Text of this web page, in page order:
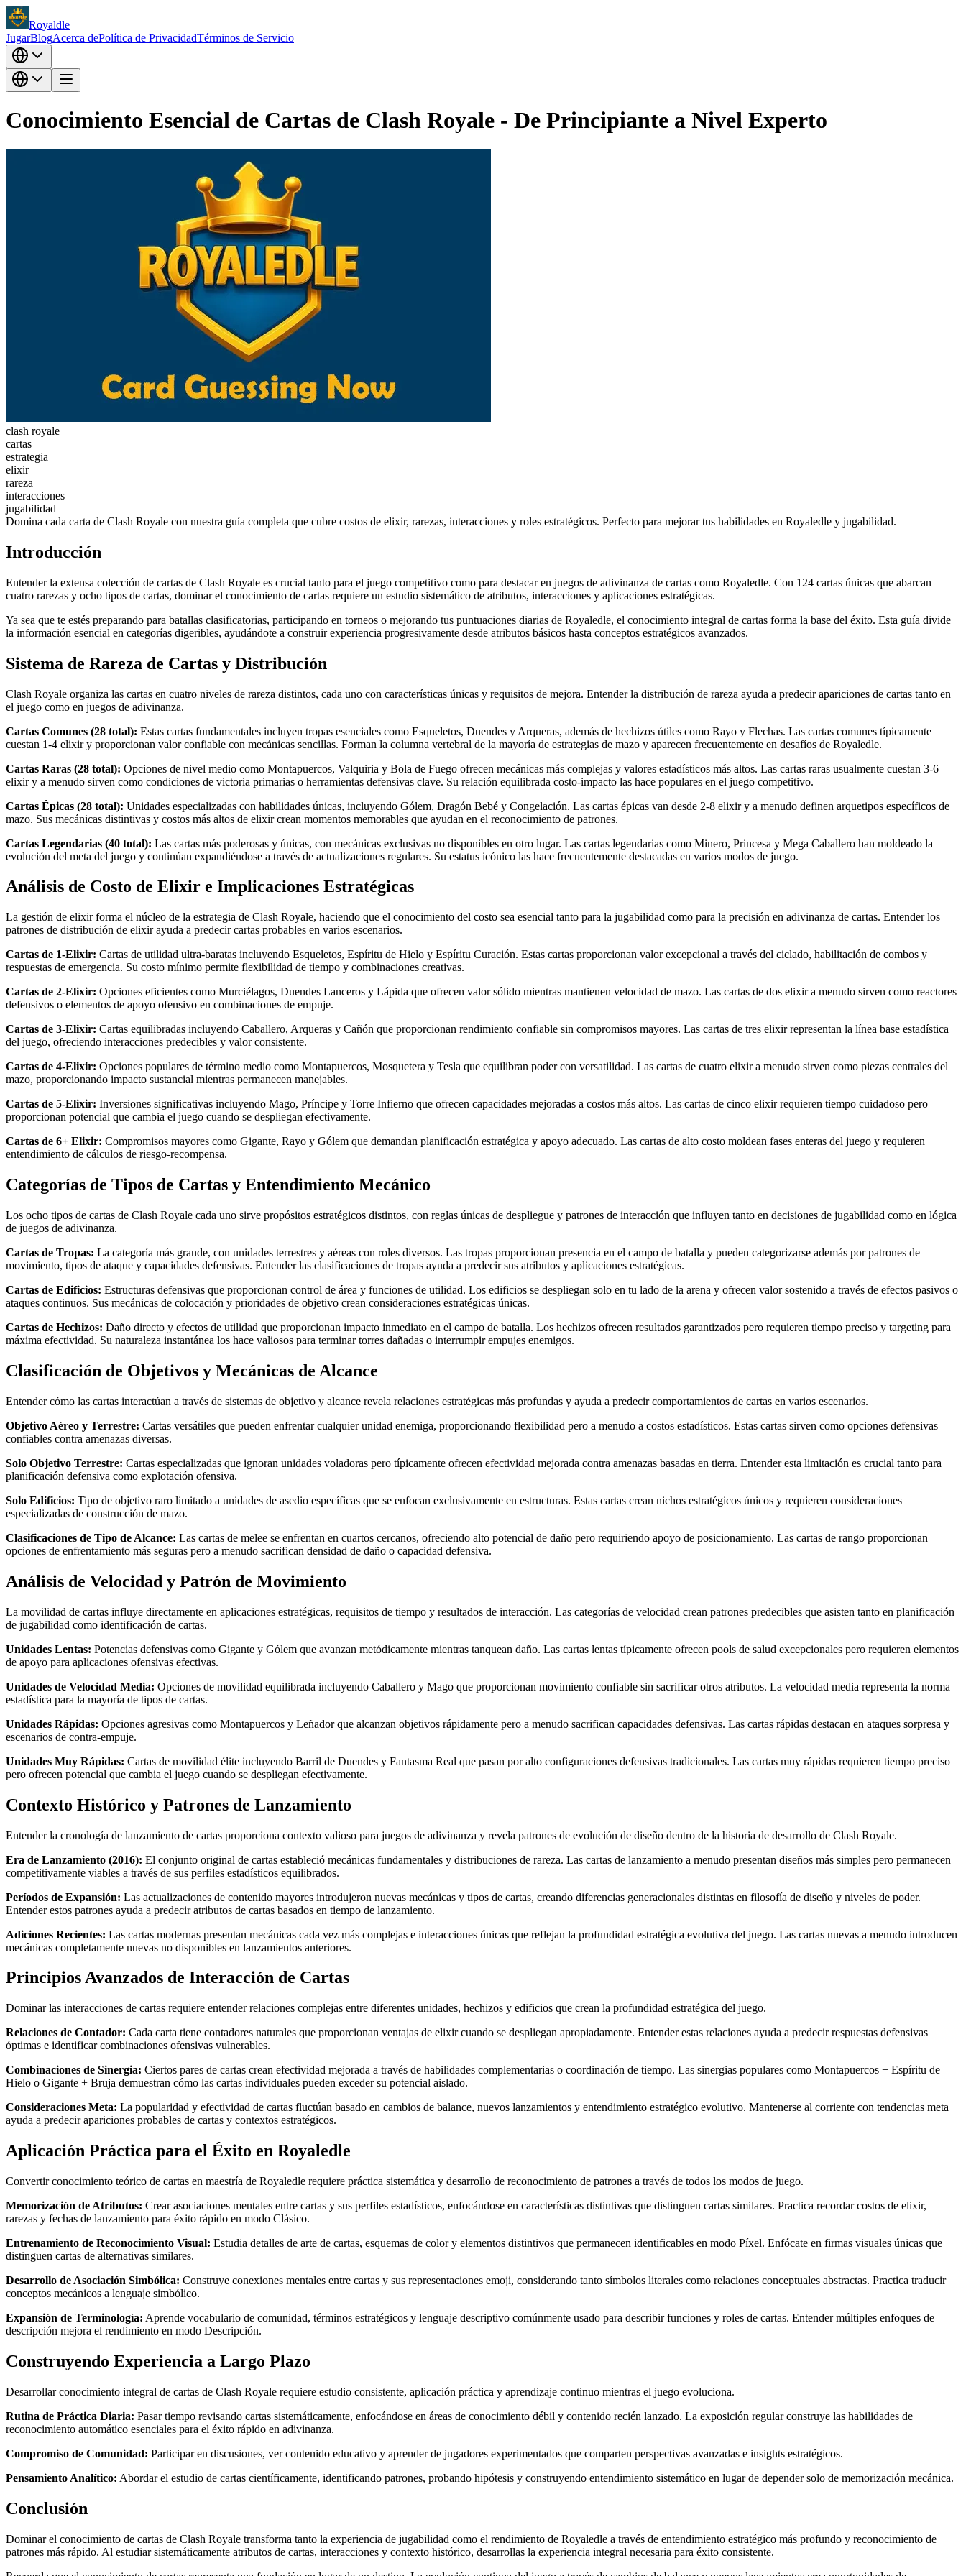
Royaldle
JugarBlogAcerca dePolítica de PrivacidadTérminos de Servicio
Conocimiento Esencial de Cartas de Clash Royale - De Principiante a Nivel Experto
clash royale
cartas
estrategia
elixir
rareza
interacciones
jugabilidad
Domina cada carta de Clash Royale con nuestra guía completa que cubre costos de elixir, rarezas, interacciones y roles estratégicos. Perfecto para mejorar tus habilidades en Royaledle y jugabilidad.
Introducción
Entender la extensa colección de cartas de Clash Royale es crucial tanto para el juego competitivo como para destacar en juegos de adivinanza de cartas como Royaledle. Con 124 cartas únicas que abarcan
cuatro rarezas y ocho tipos de cartas, dominar el conocimiento de cartas requiere un estudio sistemático de atributos, interacciones y aplicaciones estratégicas.
Ya sea que te estés preparando para batallas clasificatorias, participando en torneos o mejorando tus puntuaciones diarias de Royaledle, el conocimiento integral de cartas forma la base del éxito. Esta guía divide
la información esencial en categorías digeribles, ayudándote a construir experiencia progresivamente desde atributos básicos hasta conceptos estratégicos avanzados.
Sistema de Rareza de Cartas y Distribución
Clash Royale organiza las cartas en cuatro niveles de rareza distintos, cada uno con características únicas y requisitos de mejora. Entender la distribución de rareza ayuda a predecir apariciones de cartas tanto en
el juego como en juegos de adivinanza.
Cartas Comunes (28 total): Estas cartas fundamentales incluyen tropas esenciales como Esqueletos, Duendes y Arqueras, además de hechizos útiles como Rayo y Flechas. Las cartas comunes típicamente
cuestan 1-4 elixir y proporcionan valor confiable con mecánicas sencillas. Forman la columna vertebral de la mayoría de estrategias de mazo y aparecen frecuentemente en desafíos de Royaledle.
Cartas Raras (28 total): Opciones de nivel medio como Montapuercos, Valquiria y Bola de Fuego ofrecen mecánicas más complejas y valores estadísticos más altos. Las cartas raras usualmente cuestan 3-6
elixir y a menudo sirven como condiciones de victoria primarias o herramientas defensivas clave. Su relación equilibrada costo-impacto las hace populares en el juego competitivo.
Cartas Épicas (28 total): Unidades especializadas con habilidades únicas, incluyendo Gólem, Dragón Bebé y Congelación. Las cartas épicas van desde 2-8 elixir y a menudo definen arquetipos específicos de
mazo. Sus mecánicas distintivas y costos más altos de elixir crean momentos memorables que ayudan en el reconocimiento de patrones.
Cartas Legendarias (40 total): Las cartas más poderosas y únicas, con mecánicas exclusivas no disponibles en otro lugar. Las cartas legendarias como Minero, Princesa y Mega Caballero han moldeado la
evolución del meta del juego y continúan expandiéndose a través de actualizaciones regulares. Su estatus icónico las hace frecuentemente destacadas en varios modos de juego.
Análisis de Costo de Elixir e Implicaciones Estratégicas
La gestión de elixir forma el núcleo de la estrategia de Clash Royale, haciendo que el conocimiento del costo sea esencial tanto para la jugabilidad como para la precisión en adivinanza de cartas. Entender los
patrones de distribución de elixir ayuda a predecir cartas probables en varios escenarios.
Cartas de 1-Elixir: Cartas de utilidad ultra-baratas incluyendo Esqueletos, Espíritu de Hielo y Espíritu Curación. Estas cartas proporcionan valor excepcional a través del ciclado, habilitación de combos y
respuestas de emergencia. Su costo mínimo permite flexibilidad de tiempo y combinaciones creativas.
Cartas de 2-Elixir: Opciones eficientes como Murciélagos, Duendes Lanceros y Lápida que ofrecen valor sólido mientras mantienen velocidad de mazo. Las cartas de dos elixir a menudo sirven como reactores
defensivos o elementos de apoyo ofensivo en combinaciones de empuje.
Cartas de 3-Elixir: Cartas equilibradas incluyendo Caballero, Arqueras y Cañón que proporcionan rendimiento confiable sin compromisos mayores. Las cartas de tres elixir representan la línea base estadística
del juego, ofreciendo interacciones predecibles y valor consistente.
Cartas de 4-Elixir: Opciones populares de término medio como Montapuercos, Mosquetera y Tesla que equilibran poder con versatilidad. Las cartas de cuatro elixir a menudo sirven como piezas centrales del
mazo, proporcionando impacto sustancial mientras permanecen manejables.
Cartas de 5-Elixir: Inversiones significativas incluyendo Mago, Príncipe y Torre Infierno que ofrecen capacidades mejoradas a costos más altos. Las cartas de cinco elixir requieren tiempo cuidadoso pero
proporcionan potencial que cambia el juego cuando se despliegan efectivamente.
Cartas de 6+ Elixir: Compromisos mayores como Gigante, Rayo y Gólem que demandan planificación estratégica y apoyo adecuado. Las cartas de alto costo moldean fases enteras del juego y requieren
entendimiento de cálculos de riesgo-recompensa.
Categorías de Tipos de Cartas y Entendimiento Mecánico
Los ocho tipos de cartas de Clash Royale cada uno sirve propósitos estratégicos distintos, con reglas únicas de despliegue y patrones de interacción que influyen tanto en decisiones de jugabilidad como en lógica
de juegos de adivinanza.
Cartas de Tropas: La categoría más grande, con unidades terrestres y aéreas con roles diversos. Las tropas proporcionan presencia en el campo de batalla y pueden categorizarse además por patrones de
movimiento, tipos de ataque y capacidades defensivas. Entender las clasificaciones de tropas ayuda a predecir sus atributos y aplicaciones estratégicas.
Cartas de Edificios: Estructuras defensivas que proporcionan control de área y funciones de utilidad. Los edificios se despliegan solo en tu lado de la arena y ofrecen valor sostenido a través de efectos pasivos o
ataques continuos. Sus mecánicas de colocación y prioridades de objetivo crean consideraciones estratégicas únicas.
Cartas de Hechizos: Daño directo y efectos de utilidad que proporcionan impacto inmediato en el campo de batalla. Los hechizos ofrecen resultados garantizados pero requieren tiempo preciso y targeting para
máxima efectividad. Su naturaleza instantánea los hace valiosos para terminar torres dañadas o interrumpir empujes enemigos.
Clasificación de Objetivos y Mecánicas de Alcance
Entender cómo las cartas interactúan a través de sistemas de objetivo y alcance revela relaciones estratégicas más profundas y ayuda a predecir comportamientos de cartas en varios escenarios.
Objetivo Aéreo y Terrestre: Cartas versátiles que pueden enfrentar cualquier unidad enemiga, proporcionando flexibilidad pero a menudo a costos estadísticos. Estas cartas sirven como opciones defensivas
confiables contra amenazas diversas.
Solo Objetivo Terrestre: Cartas especializadas que ignoran unidades voladoras pero típicamente ofrecen efectividad mejorada contra amenazas basadas en tierra. Entender esta limitación es crucial tanto para
planificación defensiva como explotación ofensiva.
Solo Edificios: Tipo de objetivo raro limitado a unidades de asedio específicas que se enfocan exclusivamente en estructuras. Estas cartas crean nichos estratégicos únicos y requieren consideraciones
especializadas de construcción de mazo.
Clasificaciones de Tipo de Alcance: Las cartas de melee se enfrentan en cuartos cercanos, ofreciendo alto potencial de daño pero requiriendo apoyo de posicionamiento. Las cartas de rango proporcionan
opciones de enfrentamiento más seguras pero a menudo sacrifican densidad de daño o capacidad defensiva.
Análisis de Velocidad y Patrón de Movimiento
La movilidad de cartas influye directamente en aplicaciones estratégicas, requisitos de tiempo y resultados de interacción. Las categorías de velocidad crean patrones predecibles que asisten tanto en planificación
de jugabilidad como identificación de cartas.
Unidades Lentas: Potencias defensivas como Gigante y Gólem que avanzan metódicamente mientras tanquean daño. Las cartas lentas típicamente ofrecen pools de salud excepcionales pero requieren elementos
de apoyo para aplicaciones ofensivas efectivas.
Unidades de Velocidad Media: Opciones de movilidad equilibrada incluyendo Caballero y Mago que proporcionan movimiento confiable sin sacrificar otros atributos. La velocidad media representa la norma
estadística para la mayoría de tipos de cartas.
Unidades Rápidas: Opciones agresivas como Montapuercos y Leñador que alcanzan objetivos rápidamente pero a menudo sacrifican capacidades defensivas. Las cartas rápidas destacan en ataques sorpresa y
escenarios de contra-empuje.
Unidades Muy Rápidas: Cartas de movilidad élite incluyendo Barril de Duendes y Fantasma Real que pasan por alto configuraciones defensivas tradicionales. Las cartas muy rápidas requieren tiempo preciso
pero ofrecen potencial que cambia el juego cuando se despliegan efectivamente.
Contexto Histórico y Patrones de Lanzamiento
Entender la cronología de lanzamiento de cartas proporciona contexto valioso para juegos de adivinanza y revela patrones de evolución de diseño dentro de la historia de desarrollo de Clash Royale.
Era de Lanzamiento (2016): El conjunto original de cartas estableció mecánicas fundamentales y distribuciones de rareza. Las cartas de lanzamiento a menudo presentan diseños más simples pero permanecen
competitivamente viables a través de sus perfiles estadísticos equilibrados.
Períodos de Expansión: Las actualizaciones de contenido mayores introdujeron nuevas mecánicas y tipos de cartas, creando diferencias generacionales distintas en filosofía de diseño y niveles de poder.
Entender estos patrones ayuda a predecir atributos de cartas basados en tiempo de lanzamiento.
Adiciones Recientes: Las cartas modernas presentan mecánicas cada vez más complejas e interacciones únicas que reflejan la profundidad estratégica evolutiva del juego. Las cartas nuevas a menudo introducen
mecánicas completamente nuevas no disponibles en lanzamientos anteriores.
Principios Avanzados de Interacción de Cartas
Dominar las interacciones de cartas requiere entender relaciones complejas entre diferentes unidades, hechizos y edificios que crean la profundidad estratégica del juego.
Relaciones de Contador: Cada carta tiene contadores naturales que proporcionan ventajas de elixir cuando se despliegan apropiadamente. Entender estas relaciones ayuda a predecir respuestas defensivas
óptimas e identificar combinaciones ofensivas vulnerables.
Combinaciones de Sinergia: Ciertos pares de cartas crean efectividad mejorada a través de habilidades complementarias o coordinación de tiempo. Las sinergias populares como Montapuercos + Espíritu de
Hielo o Gigante + Bruja demuestran cómo las cartas individuales pueden exceder su potencial aislado.
Consideraciones Meta: La popularidad y efectividad de cartas fluctúan basado en cambios de balance, nuevos lanzamientos y entendimiento estratégico evolutivo. Mantenerse al corriente con tendencias meta
ayuda a predecir apariciones probables de cartas y contextos estratégicos.
Aplicación Práctica para el Éxito en Royaledle
Convertir conocimiento teórico de cartas en maestría de Royaledle requiere práctica sistemática y desarrollo de reconocimiento de patrones a través de todos los modos de juego.
Memorización de Atributos: Crear asociaciones mentales entre cartas y sus perfiles estadísticos, enfocándose en características distintivas que distinguen cartas similares. Practica recordar costos de elixir,
rarezas y fechas de lanzamiento para éxito rápido en modo Clásico.
Entrenamiento de Reconocimiento Visual: Estudia detalles de arte de cartas, esquemas de color y elementos distintivos que permanecen identificables en modo Píxel. Enfócate en firmas visuales únicas que
distinguen cartas de alternativas similares.
Desarrollo de Asociación Simbólica: Construye conexiones mentales entre cartas y sus representaciones emoji, considerando tanto símbolos literales como relaciones conceptuales abstractas. Practica traducir
conceptos mecánicos a lenguaje simbólico.
Expansión de Terminología: Aprende vocabulario de comunidad, términos estratégicos y lenguaje descriptivo comúnmente usado para describir funciones y roles de cartas. Entender múltiples enfoques de
descripción mejora el rendimiento en modo Descripción.
Construyendo Experiencia a Largo Plazo
Desarrollar conocimiento integral de cartas de Clash Royale requiere estudio consistente, aplicación práctica y aprendizaje continuo mientras el juego evoluciona.
Rutina de Práctica Diaria: Pasar tiempo revisando cartas sistemáticamente, enfocándose en áreas de conocimiento débil y contenido recién lanzado. La exposición regular construye las habilidades de
reconocimiento automático esenciales para el éxito rápido en adivinanza.
Compromiso de Comunidad: Participar en discusiones, ver contenido educativo y aprender de jugadores experimentados que comparten perspectivas avanzadas e insights estratégicos.
Pensamiento Analítico: Abordar el estudio de cartas científicamente, identificando patrones, probando hipótesis y construyendo entendimiento sistemático en lugar de depender solo de memorización mecánica.
Conclusión
Dominar el conocimiento de cartas de Clash Royale transforma tanto la experiencia de jugabilidad como el rendimiento de Royaledle a través de entendimiento estratégico más profundo y reconocimiento de
patrones más rápido. Al estudiar sistemáticamente atributos de cartas, interacciones y contexto histórico, desarrollas la experiencia integral necesaria para éxito consistente.